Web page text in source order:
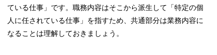
ている仕事」です。職務内容はそこから派生して「特定の個
人に任されている仕事」を指すため、共通部分は業務内容に
なることは理解しておきましょう。